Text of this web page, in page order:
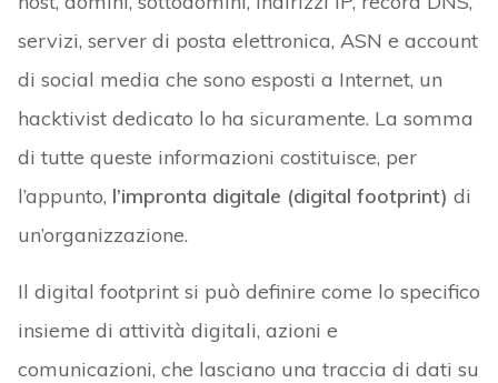
servizi, server di posta elettronica, ASN e account
di social media che sono esposti a Internet, un
hacktivist dedicato lo ha sicuramente. La somma
di tutte queste informazioni costituisce, per
l’appunto, l’impronta digitale (digital footprint) di
un’organizzazione.
Il digital footprint si può definire come lo specifico
insieme di attività digitali, azioni e
comunicazioni, che lasciano una traccia di dati su